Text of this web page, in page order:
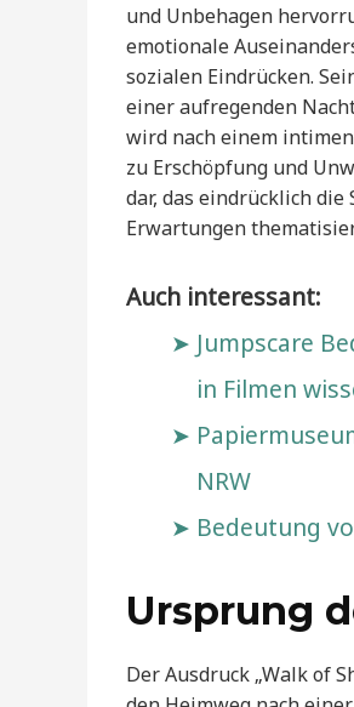
und Unbehagen
emotionale
sozialen Eindrücken.
einer aufregenden
wird nach einem
zu Erschöpfung und
dar, das eindrücklich
Erwartungen
Auch interessant:
Jumpscare
in Filmen
NRW
Bedeutung
Ursprung
Der Ausdruck „Walk of